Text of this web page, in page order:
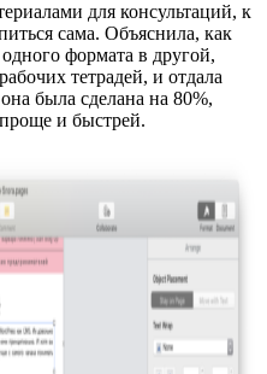
для консультаций, к
сама. Объяснила, как
формата в другой,
тетрадей, и отдала
была сделана на 80%,
и быстрей.